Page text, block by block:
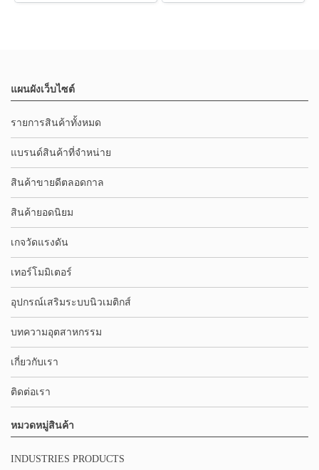
แผนผังเว็บไซต์
รายการสินค้าทั้งหมด
แบรนด์สินค้าที่จำหน่าย
สินค้าขายดีตลอดกาล
สินค้ายอดนิยม
เกจวัดแรงดัน
เทอร์โมมิเตอร์
อุปกรณ์เสริมระบบนิวเมติกส์
บทความอุตสาหกรรม
เกี่ยวกับเรา
ติดต่อเรา
หมวดหมู่สินค้า
INDUSTRIES PRODUCTS